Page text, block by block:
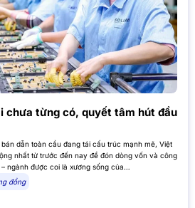
chưa từng có, quyết tâm hút đầu
dẫn toàn cầu đang tái cấu trúc mạnh mẽ, Việt
nhất từ trước đến nay để đón dòng vốn và công
ngành được coi là xương sống của…
đồng